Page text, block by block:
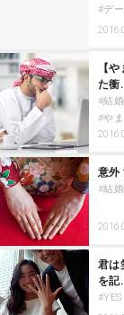
デー
【
た衝
結婚
や
意外
結婚
君は
を記